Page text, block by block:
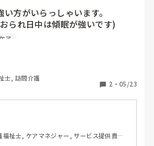
方がいらっしゃいます。
られ日中は傾眠が強いです)
んどうされていますか？
ケア
士, 訪問介護
2 ・ 05/23
祉士, ケアマネジャー, サービス提供責任